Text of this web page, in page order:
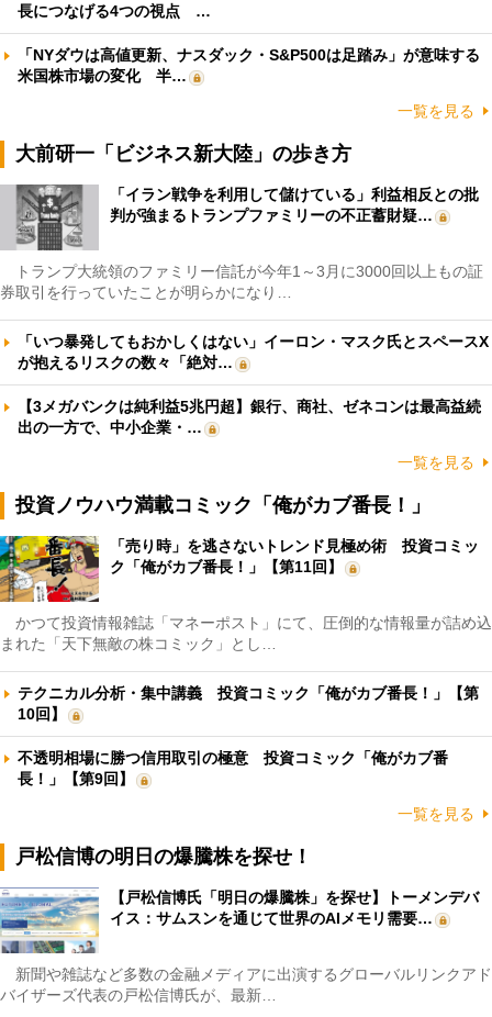
長につなげる4つの視点 …
「NYダウは高値更新、ナスダック・S&P500は足踏み」が意味する
米国株市場の変化 半…
一覧を見る
大前研一「ビジネス新大陸」の歩き方
「イラン戦争を利用して儲けている」利益相反との批
判が強まるトランプファミリーの不正蓄財疑…
トランプ大統領のファミリー信託が今年1～3月に3000回以上もの証
券取引を行っていたことが明らかになり…
「いつ暴発してもおかしくはない」イーロン・マスク氏とスペースX
が抱えるリスクの数々「絶対…
【3メガバンクは純利益5兆円超】銀行、商社、ゼネコンは最高益続
出の一方で、中小企業・…
一覧を見る
投資ノウハウ満載コミック「俺がカブ番長！」
「売り時」を逃さないトレンド見極め術 投資コミッ
ク「俺がカブ番長！」【第11回】
かつて投資情報雑誌「マネーポスト」にて、圧倒的な情報量が詰め込
まれた「天下無敵の株コミック」とし…
テクニカル分析・集中講義 投資コミック「俺がカブ番長！」【第
10回】
不透明相場に勝つ信用取引の極意 投資コミック「俺がカブ番
長！」【第9回】
一覧を見る
戸松信博の明日の爆騰株を探せ！
【戸松信博氏「明日の爆騰株」を探せ】トーメンデバ
イス：サムスンを通じて世界のAIメモリ需要…
新聞や雑誌など多数の金融メディアに出演するグローバルリンクアド
バイザーズ代表の戸松信博氏が、最新…